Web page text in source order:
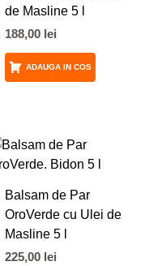
de Masline 5 l
188,00 lei
ADAUGA IN COS
Balsam de Par
OroVerde cu Ulei de
Masline 5 l
225,00 lei